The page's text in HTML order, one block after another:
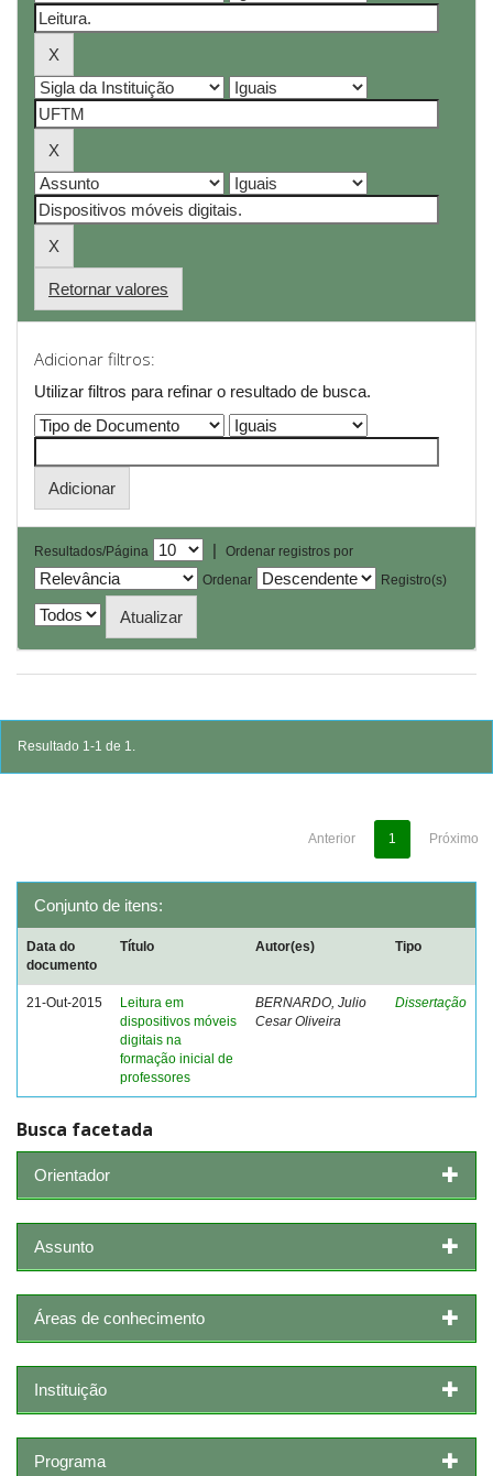
Retornar valores
Adicionar filtros:
Utilizar filtros para refinar o resultado de busca.
Resultados/Página |
Ordenar registros por
Ordenar
Registro(s)
Resultado 1-1 de 1.
Anterior 1 Próximo
Conjunto de itens:
Data do
documento
Título Autor(es) Tipo
21-Out-2015
Leitura em
dispositivos móveis
digitais na
formação inicial de
professores
BERNARDO, Julio
Cesar Oliveira
Dissertação
Busca facetada
Orientador
Assunto
Áreas de conhecimento
Instituição
Programa